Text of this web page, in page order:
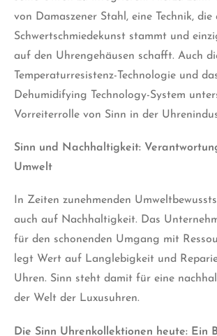
von Damaszener Stahl, eine Technik, die
Schwertschmiedekunst stammt und
auf den Uhrengehäusen schafft. Auch
Temperaturresistenz-Technologie und
Dehumidifying Technology-System
Vorreiterrolle von Sinn in der
Sinn und Nachhaltigkeit:
Umwelt
In Zeiten zunehmenden
auch auf Nachhaltigkeit. Das
für den schonenden Umgang mit
legt Wert auf Langlebigkeit und
Uhren. Sinn steht damit für eine
der Welt der Luxusuhren.
Die Sinn Uhrenkollektionen heute: Ein